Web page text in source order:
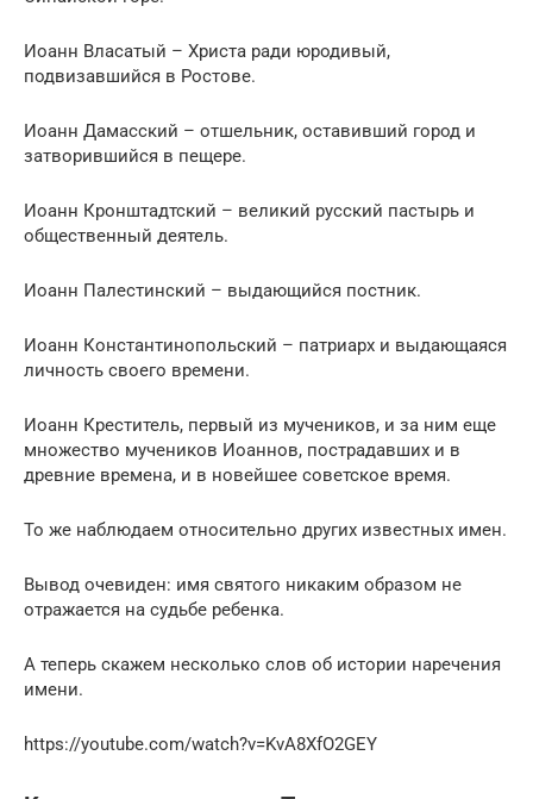
Иоанн Власатый – Христа ради юродивый,
подвизавшийся в Ростове.
Иоанн Дамасский – отшельник, оставивший город и
затворившийся в пещере.
Иоанн Кронштадтский – великий русский пастырь и
общественный деятель.
Иоанн Палестинский – выдающийся постник.
Иоанн Константинопольский – патриарх и выдающаяся
личность своего времени.
Иоанн Креститель, первый из мучеников, и за ним еще
множество мучеников Иоаннов, пострадавших и в
древние времена, и в новейшее советское время.
То же наблюдаем относительно других известных имен.
Вывод очевиден: имя святого никаким образом не
отражается на судьбе ребенка.
А теперь скажем несколько слов об истории наречения
имени.
https://youtube.com/watch?v=KvA8XfO2GEY